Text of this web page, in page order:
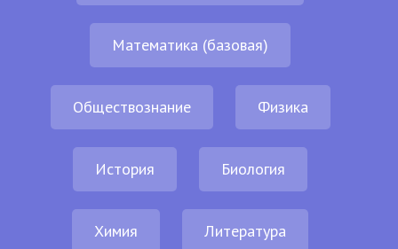
Математика (базовая)
Обществознание Физика
История Биология
Химия Литература